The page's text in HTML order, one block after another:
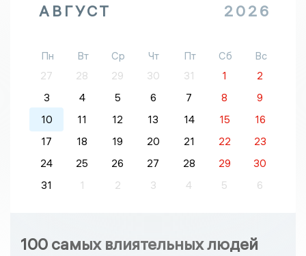
АВГУСТ 2026
Пн Вт Ср Чт Пт Сб
Вс
27
28 29 30 31 1
2
3
4 5 6 7 8
9
10
11 12 13 14 15
16
17
18 19 20 21 22
23
24
25 26 27 28 29
30
31
1 2 3 4 5 6
100 самых влиятельных людей